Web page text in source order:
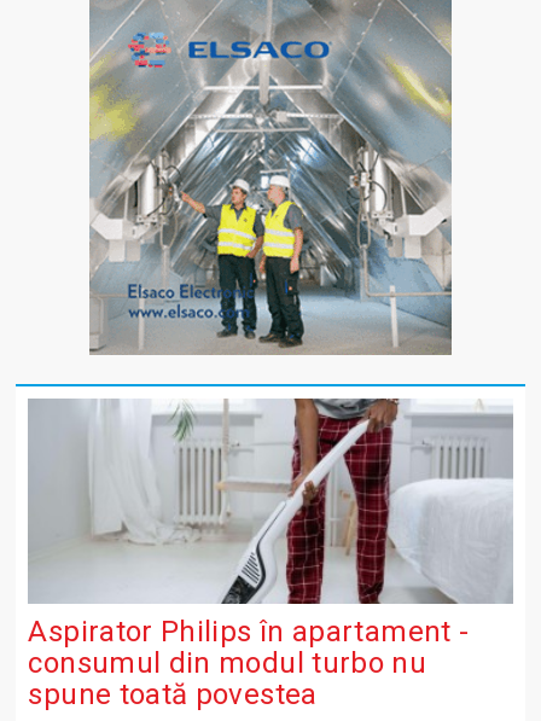
Aspirator Philips în apartament -
consumul din modul turbo nu
spune toată povestea